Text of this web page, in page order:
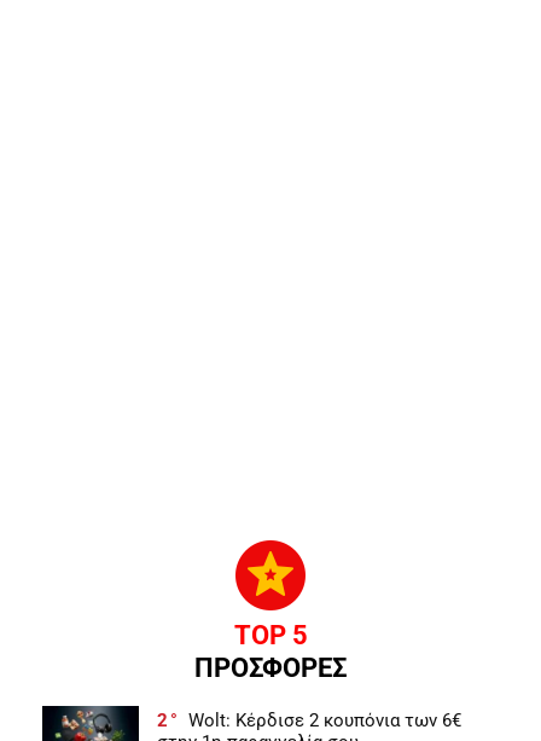
TOP 5
ΠΡΟΣΦΟΡΕΣ
2
Wolt: Κέρδισε 2 κουπόνια των 6€